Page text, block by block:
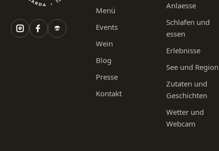
Menü
Events
Wein
Blog
Presse
Kontakt
Anlaesse
Schlafen und
essen
Erlebnisse
See und Region
Zutaten und
Geschichten
Wetter und
Webcam